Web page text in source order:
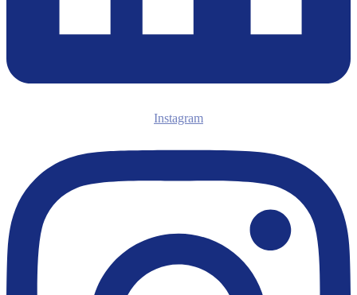
Instagram